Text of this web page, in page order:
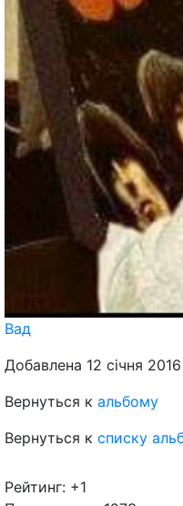
Вад
Добавлена 12 січня 2016
Вернуться к альбому
Вернуться к списку
Рейтинг: +1